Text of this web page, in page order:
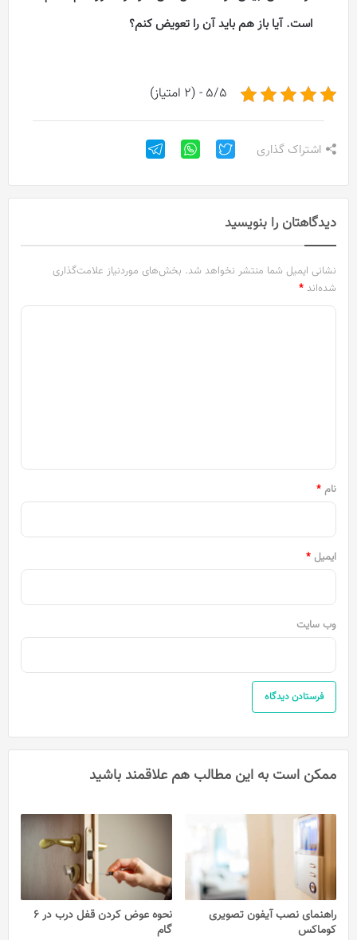
است. آیا باز هم باید آن را تعویض کنم؟
5/5 - (2 امتیاز)
اشتراک گذاری
دیدگاهتان را بنویسید
نشانی ایمیل شما منتشر نخواهد شد. بخش‌های موردنیاز علامت‌گذاری
شده‌اند *
نام *
ایمیل *
وب‌ سایت
ممکن است به این مطالب هم علاقمند باشید
راهنمای نصب آیفون تصویری
کوماکس
نحوه عوض کردن قفل درب در 6
گام